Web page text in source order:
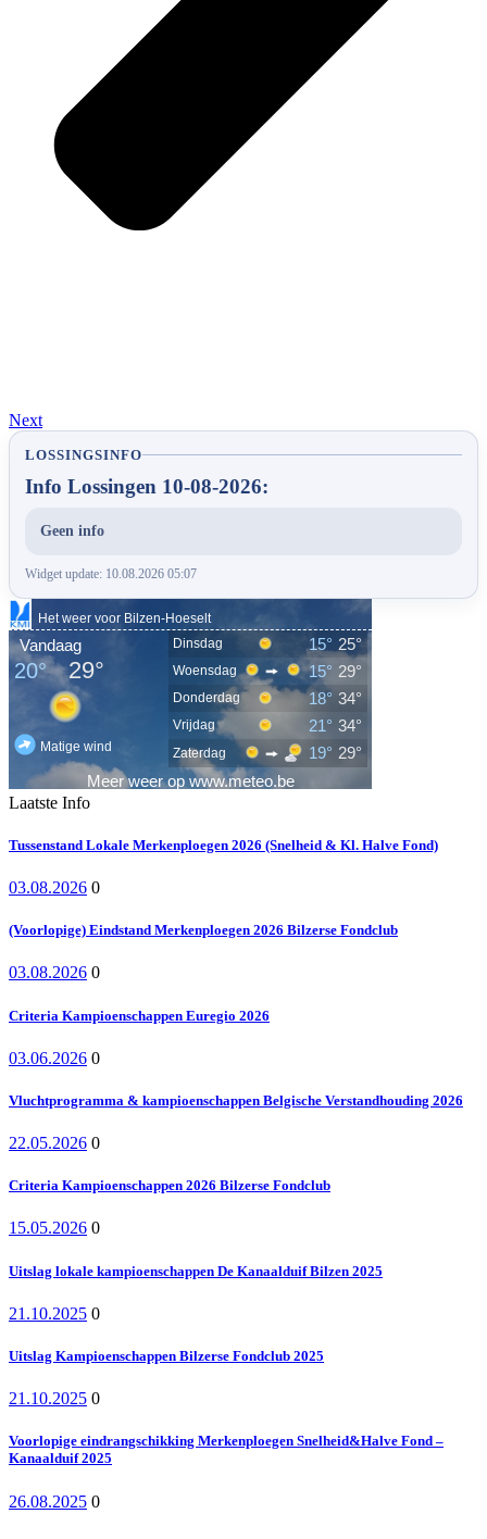
Next
LOSSINGSINFO
Info Lossingen 10-08-2026:
Geen info
Widget update: 10.08.2026 05:07
Laatste Info
Tussenstand Lokale Merkenploegen 2026 (Snelheid & Kl. Halve Fond)
03.08.2026 0
(Voorlopige) Eindstand Merkenploegen 2026 Bilzerse Fondclub
03.08.2026 0
Criteria Kampioenschappen Euregio 2026
03.06.2026 0
Vluchtprogramma & kampioenschappen Belgische Verstandhouding 2026
22.05.2026 0
Criteria Kampioenschappen 2026 Bilzerse Fondclub
15.05.2026 0
Uitslag lokale kampioenschappen De Kanaalduif Bilzen 2025
21.10.2025 0
Uitslag Kampioenschappen Bilzerse Fondclub 2025
21.10.2025 0
Voorlopige eindrangschikking Merkenploegen Snelheid&Halve Fond –
Kanaalduif 2025
26.08.2025 0